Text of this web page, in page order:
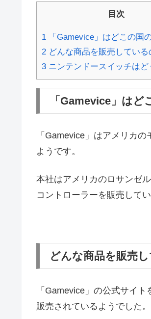
目次
1 「Gamevice」はどこの国
2 どんな商品を販売している
3 ニンテンドースイッチはど
「Gamevice」はど
「Gamevice」はアメリカ
ようです。
本社はアメリカのロサンゼ
コントローラーを販売してい
どんな商品を販売
「Gamevice」の公式サイ
販売されているようでした。